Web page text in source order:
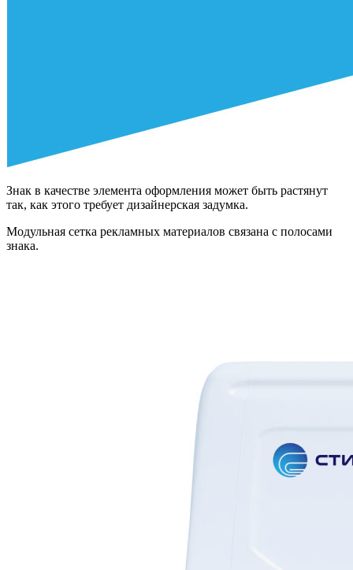
Знак в качестве элемента оформления может быть растянут
так, как этого требует дизайнерская задумка.
Модульная сетка рекламных материалов связана с полосами
знака.